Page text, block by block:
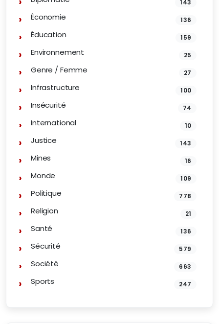
143
Économie 136
Éducation 159
Environnement 25
Genre / Femme 27
Infrastructure 100
Insécurité 74
International 10
Justice 143
Mines 16
Monde 109
Politique 778
Religion 21
Santé 136
Sécurité 579
Société 663
Sports 247